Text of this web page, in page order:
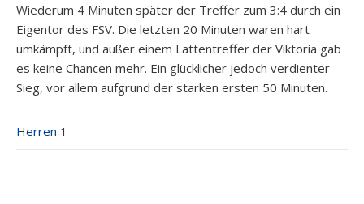
Wiederum 4 Minuten später der Treffer zum 3:4 durch ein
Eigentor des FSV. Die letzten 20 Minuten waren hart
umkämpft, und außer einem Lattentreffer der Viktoria gab
es keine Chancen mehr. Ein glücklicher jedoch verdienter
Sieg, vor allem aufgrund der starken ersten 50 Minuten.
Herren 1